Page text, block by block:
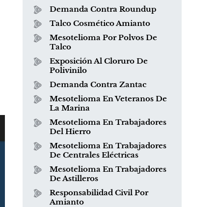
Demanda Contra Roundup
Talco Cosmético Amianto
Mesotelioma Por Polvos De
Talco
Exposición Al Cloruro De
Polivinilo
Demanda Contra Zantac
Mesotelioma En Veteranos De
La Marina
Mesotelioma En Trabajadores
Del Hierro
Mesotelioma En Trabajadores
De Centrales Eléctricas
Mesotelioma En Trabajadores
De Astilleros
Responsabilidad Civil Por
Amianto